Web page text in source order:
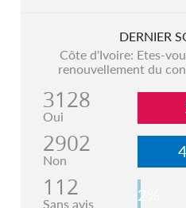
DERNIER
Côte d'Ivoire: Etes-
renouvellement du
3128
Oui
2902
Non
112
Sans avis 2%